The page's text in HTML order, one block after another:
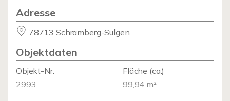
Adresse
78713 Schramberg-Sulgen
Objektdaten
Objekt-Nr.
2993
Fläche (ca.)
99,94 m²